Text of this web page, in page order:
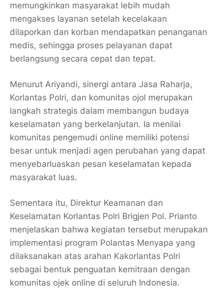
memungkinkan masyarakat lebih mudah
mengakses layanan setelah kecelakaan
dilaporkan dan korban mendapatkan penanganan
medis, sehingga proses pelayanan dapat
berlangsung secara cepat dan tepat.
Menurut Ariyandi, sinergi antara Jasa Raharja,
Korlantas Polri, dan komunitas ojol merupakan
langkah strategis dalam membangun budaya
keselamatan yang berkelanjutan. Ia menilai
komunitas pengemudi online memiliki potensi
besar untuk menjadi agen perubahan yang dapat
menyebarluaskan pesan keselamatan kepada
masyarakat luas.
Sementara itu, Direktur Keamanan dan
Keselamatan Korlantas Polri Brigjen Pol. Prianto
menjelaskan bahwa kegiatan tersebut merupakan
implementasi program Polantas Menyapa yang
dilaksanakan atas arahan Kakorlantas Polri
sebagai bentuk penguatan kemitraan dengan
komunitas ojek online di seluruh Indonesia.